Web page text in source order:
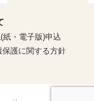
紙・電子版)申込
保護に関する方針